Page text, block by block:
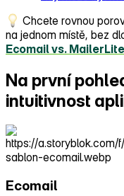
Chcete rovnou
na jednom místě, bez
Ecomail vs.
Na první
intuitivnost
Ecomail